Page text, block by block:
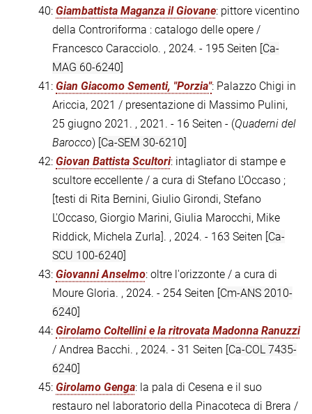
40: Giambattista Maganza il Giovane: pittore vicentino
della Controriforma : catalogo delle opere /
Francesco Caracciolo. , 2024. - 195 Seiten [Ca-
MAG 60-6240]
41: Gian Giacomo Sementi, "Porzia": Palazzo Chigi in
Ariccia, 2021 / presentazione di Massimo Pulini,
25 giugno 2021. , 2021. - 16 Seiten - (Quaderni del
Barocco) [Ca-SEM 30-6210]
42: Giovan Battista Scultori: intagliator di stampe e
scultore eccellente / a cura di Stefano L'Occaso ;
[testi di Rita Bernini, Giulio Girondi, Stefano
L'Occaso, Giorgio Marini, Giulia Marocchi, Mike
Riddick, Michela Zurla]. , 2024. - 163 Seiten [Ca-
SCU 100-6240]
43: Giovanni Anselmo: oltre l'orizzonte / a cura di
Moure Gloria. , 2024. - 254 Seiten [Cm-ANS 2010-
6240]
44: Girolamo Coltellini e la ritrovata Madonna Ranuzzi
/ Andrea Bacchi. , 2024. - 31 Seiten [Ca-COL 7435-
6240]
45: Girolamo Genga: la pala di Cesena e il suo
restauro nel laboratorio della Pinacoteca di Brera /